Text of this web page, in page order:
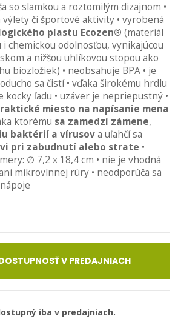
so slamkou a roztomilým dizajnom •
výlety či športové aktivity • vyrobená
plastu Ecozen® (materiál
chemickou odolnosťou, vynikajúcou
a nižšou uhlíkovou stopou ako
biozložiek) • neobsahuje BPA • je
sa čistí • vďaka širokému hrdlu
ľadu • uzáver je nepriepustný •
miesto na napísanie mena
ktorému sa zamedzí zámene,
baktérií a vírusova uľahčí sa
pri zabudnutí alebo strate •
∅ 7,2 x 18,4 cm • nie je vhodná
mikrovlnnej rúry • neodporúča sa
V PREDAJNIACH
iba v predajniach.